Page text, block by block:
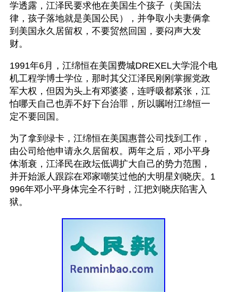
学透露，江泽民要求他在美国生个孩子（美国法
律，孩子落地就是美国公民），并争取小夫妻俩拿
到美国永久居留权，不要贸然回国，要闷声大发
财。
1991年6月，江绵恒在美国费城DREXEL大学混个电
机工程学博士学位，那时其父江泽民刚刚掌握党政
军大权，但因为头上有邓婆婆，连呼吸都紧张，江
怕哪天自己也弄不好下台治罪，所以嘱咐江绵恒一
定不要回国。
为了拿到绿卡，江绵恒在美国惠普公司找到工作，
由公司给他申请永久居留权。两年之后，邓小平身
体渐衰，江泽民在政坛低调扩大自己的势力范围，
并开始派人跟踪在邓家嘲笑过他的大明星刘晓庆。1
996年邓小平身体完全不行时，江把刘晓庆陷害入
狱。